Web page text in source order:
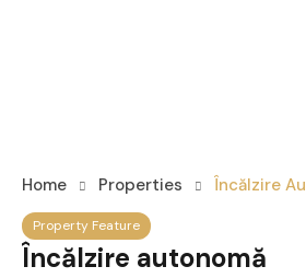
Home Properties Încălzire
Property Feature
Încălzire autonomă